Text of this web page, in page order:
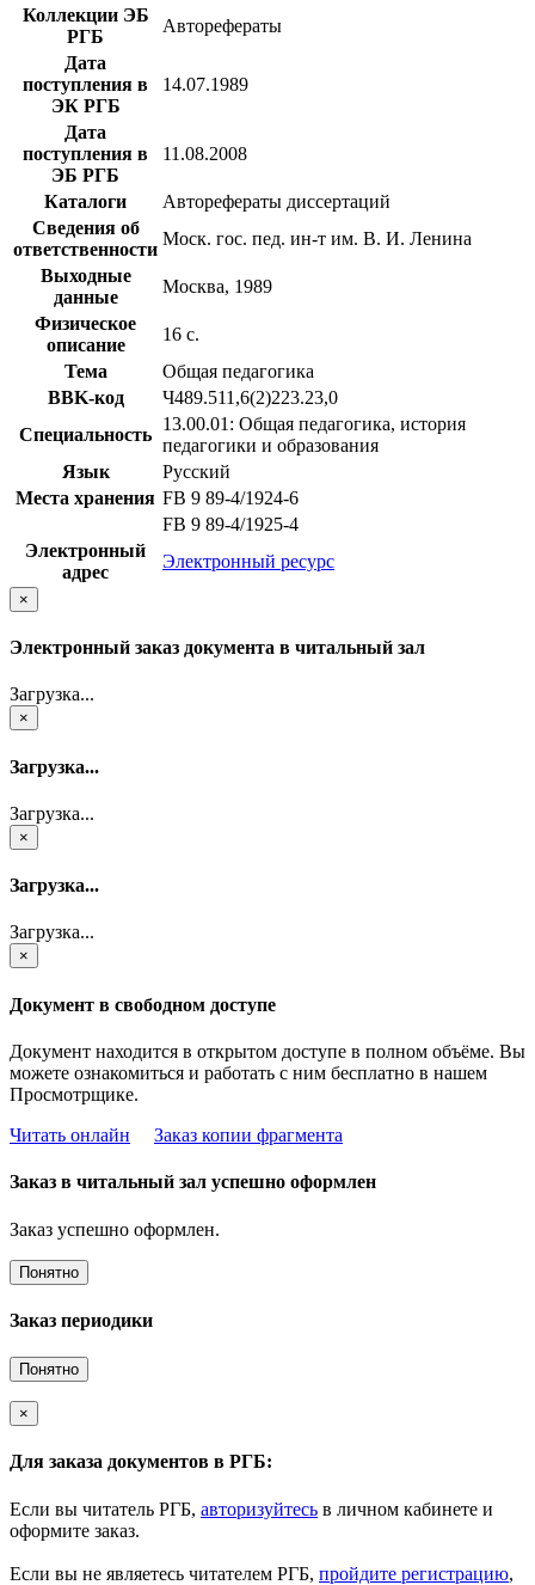
Коллекции ЭБ
РГБ
Авторефераты
Дата
поступления в
ЭК РГБ
14.07.1989
Дата
поступления в
ЭБ РГБ
11.08.2008
Каталоги
Авторефераты диссертаций
Сведения об
ответственности
Моск. гос. пед. ин-т им. В. И. Ленина
Выходные
данные
Москва, 1989
Физическое
описание
16 с.
Тема
Общая педагогика
BBK-код
Ч489.511,6(2)223.23,0
Специальность
13.00.01: Общая педагогика, история
педагогики и образования
Язык
Русский
Места хранения FB 9 89-4/1924-6
FB 9 89-4/1925-4
Электронный
адрес
Электронный ресурс
×
Электронный заказ документа в читальный зал
Загрузка...
×
Загрузка...
Загрузка...
×
Загрузка...
Загрузка...
×
Документ в свободном доступе
Документ находится в открытом доступе в полном объёме. Вы
можете ознакомиться и работать с ним бесплатно в нашем
Просмотрщике.
Читать онлайн
Заказ копии фрагмента
Заказ в читальный зал успешно оформлен
Заказ успешно оформлен.
Понятно
Заказ периодики
Понятно
×
Для заказа документов в РГБ:
Если вы читатель РГБ, авторизуйтесь в личном кабинете и
оформите заказ.
Если вы не являетесь читателем РГБ, пройдите регистрацию,